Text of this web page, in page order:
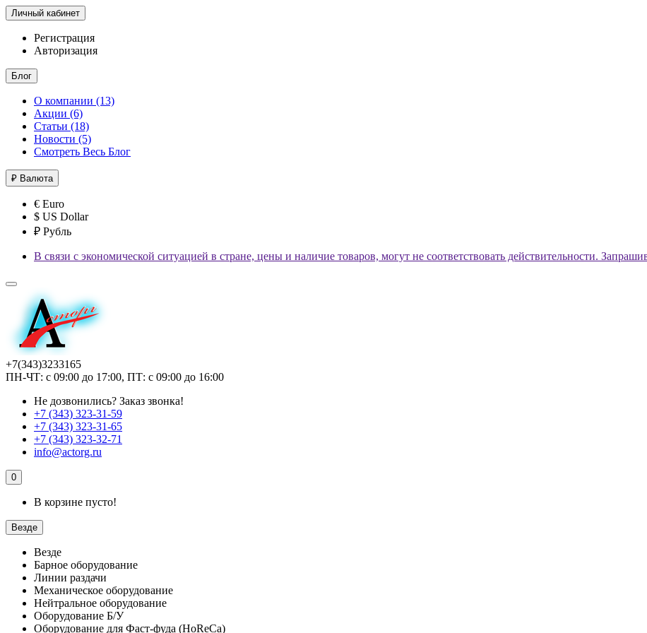
Личный кабинет
Регистрация
Авторизация
Блог
О компании (13)
Акции (6)
Статьи (18)
Новости (5)
Смотреть Весь Блог
₽ Валюта
€ Euro
$ US Dollar
₽ Рубль
В связи с экономической ситуацией в стране, цены и наличие товаров, могут не соответствовать действительности.
+7(343)3233165
ПН-ЧТ: с 09:00 до 17:00, ПТ: с 09:00 до 16:00
Не дозвонились? Заказ звонка!
+7 (343) 323-31-59
+7 (343) 323-31-65
+7 (343) 323-32-71
info@actorg.ru
0
В корзине пусто!
Везде
Везде
Барное оборудование
Линии раздачи
Механическое оборудование
Нейтральное оборудование
Оборудование Б/У
Оборудование для Фаст-фуда (HoReCa)